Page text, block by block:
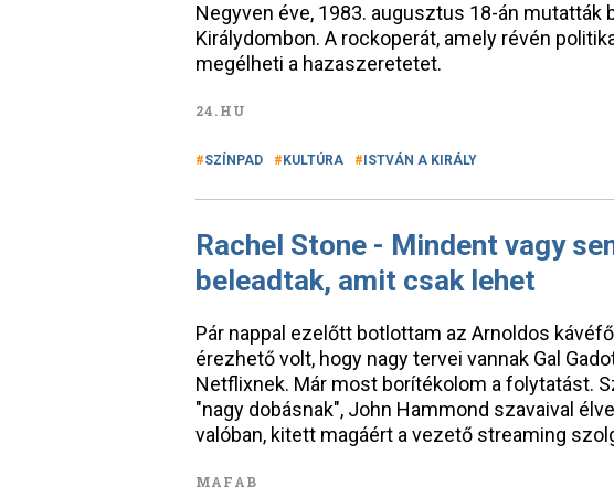
Negyven éve, 1983. augusztus 18-án mutatták
Királydombon. A rockoperát, amely révén
megélheti a hazaszeretetet.
24.HU
SZÍNPAD KULTÚRA ISTVÁN A KIRÁLY
Rachel Stone - Mindent vagy
beleadtak, amit csak lehet
Pár nappal ezelőtt botlottam az Arnoldos
érezhető volt, hogy nagy tervei vannak Gal
Netflixnek. Már most borítékolom a folytatást.
"nagy dobásnak", John Hammond szavaival
valóban, kitett magáért a vezető streaming
MAFAB